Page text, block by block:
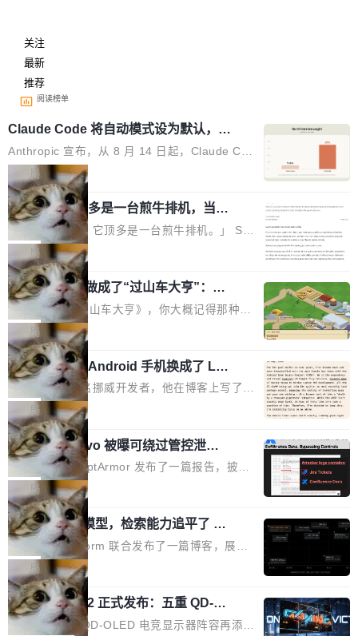
关注
最新
推荐
阅读榜单
Claude Code 将自动模式设为默认，称
人类审批只抓到 13.6% 危险命令
Anthropic 宣布，从 8 月 14 日起，Claude Cod
e 在 Pro、Max、Team 计划上将默认启用自动
模式（auto mode）。这个决定背后，是两组让
人不安的数据。 第一组：人类审批到底有多不靠
谱？Anthropic 在 1053 名付费用户中做了一项
对照实验，人为审核只抓到了 13.6% 的危险命
令，而自动模式抓到了 89%。自动模式拦截了 8
00 条人类审批通过的指令，人类只拦截了 6 条
自动模式放过的指令。更令人担忧的是，随着会
话变长，人类的检测率从早期的约 17% 下降到
50 轮后的约 5%——人会疲劳，机器不会。 第
二组：出了事有多严重？在 5-6 月标记的...
局
AI 辅助编程顶多是一台煎牛排机，当不
了厨师
「AI 不是厨师。它顶多是一台煎牛排机。」 Ser
hii Sydorets 写了一篇博客，把 AI 辅助编程比作
煎牛排——任何人都能把肉扔进锅里弄熟，但要
稳定产出真正好的结果，需要真正的理解。机器
能按食谱重复操作、规模化产出，但它不知道你
脑子里到底想要什么，除非你把想法翻译成明确
的需求。 文章的核心论点很简单：AI 让你更
快，但快不等于好。 它能自动化重复劳动、生成
代码起点、解释逻辑，但它经常自信地给出错误
结果——「一块焦炭，上面放了一枝百里香，然
后告诉你这是三分熟。」 判断力仍然是不可替代
的。AI「不能替你定义什么是好，不能决定哪些
取舍可以接受」，也看不出来什么时候结果在技
术上正确、但方向完...
局
他把芯片制造做成了“过山车大亨”：一
个浏览器里的半导体工厂
如果你玩过《过山车大亨》，你大概记得那种俯
瞰视角——小人在公园里走来走去，游乐设施运
转着，一切都在你的注视下运行。现在想象同样
的视角，但公园里不是过山车，而是一座完整的
芯片制造工厂。 这就是 Chip Tycoon。 一个黄
色的小车载着一片硅晶圆，穿过 20 栋建筑，从
石英砂一路走到封装好的芯片。晶圆在每一站都
会发生肉眼可见的变化——长晶体、抛光、涂光
刻胶、蚀刻、离子注入、铜互联。公园中央是一
个环形路线，因为芯片制造需要把光刻流程重复
大约 60 次，每次一层。动画里简化为 4 圈。 整
个项目只有一个 HTML 文件。没有构建步骤，没
有依赖，没有网络请求。屏幕上每个形状都是 C
anvas 上纯手...
局
一名开发者将 Android 手机换成了 Lin
ux，称“AOSP 已死”
Runarcn 是一名挪威开发者，他在博客上写了一
篇文章，标题很直白：《I'm switching my phon
e from Android to Linux》。 他的核心论点很简
单：AOSP（Android Open Source Project）
已经死了。不是技术上死了，而是作为一个真正
的开源项目死了。Google 把越来越多的核心功
能从 AOSP 移到了闭源的 Google Play Service
s 里，设备树和内核源码被厂商锁死，你能看到
代码但你改不了，改了也刷不进去。 为什么 AO
SP 不够用了 Runarcn 列举了几条他离开 Andro
id 的具体理由： Google Pla...
局
Atlassian Rovo 被曝可绕过管控泄露 J
ira 和 Confluence 数据，厂商两个月没
回复
安全公司 PromptArmor 发布了一篇报告，披露
Atlassian 的 AI agent Rovo 存在严重的数据泄
露漏洞：攻击者可以通过 indirect prompt inject
ion（间接提示注入）窃取整个 Atlassian 租户内
的 Jira 工单和 Confluence 文档，全程不需要任
何人工审批。 更值得注意的是，这个漏洞在 5
月 23 日就报告给了 Atlassian，两个多月过去
了，公司除了表示"感谢"并分配了一个 case nu
mber 之外，再没有任何实质性回应。Rovo 至
局
一个 4B 开源模型，检索能力追平了 G
PT-5.6 Sol，成本降到 1/100
Neon 和 Castform 联合发布了一篇博客，展示
了一个惊人的结果：一个 4B 参数的开源模型，
经过 RL 后训练之后，在检索任务上的准确率追
平了 GPT-5.6 Sol，但每次请求的成本只有对方
的 1/100。 具体来说，GPT-5.6 Sol 做一次典型
局
技嘉 GO27Q32 正式发布：五重 QD-OL
ED 面板加持，320Hz 极速与影院级画
技嘉科技旗下 QD-OLED 电竞显示器阵容再添旗